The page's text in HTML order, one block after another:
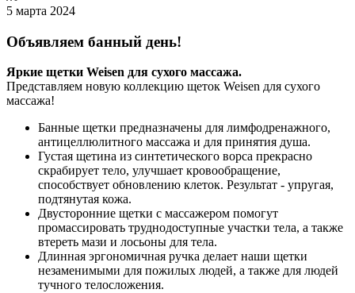
5 марта 2024
Объявляем банный день!
Яркие щетки Weisen для сухого массажа.
Представляем новую коллекцию щеток Weisen для сухого
массажа!
Банные щетки предназначены для лимфодренажного,
антицеллюлитного массажа и для принятия душа.
Густая щетина из синтетического ворса прекрасно
скрабирует тело, улучшает кровообращение,
способствует обновлению клеток. Результат - упругая,
подтянутая кожа.
Двусторонние щетки с массажером помогут
промассировать труднодоступные участки тела, а также
втереть мази и лосьоны для тела.
Длинная эргономичная ручка делает наши щетки
незаменимыми для пожилых людей, а также для людей
тучного телосложения.